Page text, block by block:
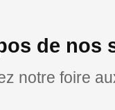
de nos
notre foire